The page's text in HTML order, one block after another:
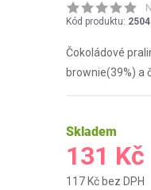
Kód produktu:
Čokoládové
brownie(39%) a
Skladem
131 Kč
117 Kč bez DPH